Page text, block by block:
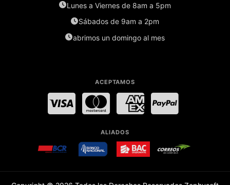
Lunes a Viernes de 8am a 5pm
Sábados de 9am a 2pm
abrimos un domingo al mes
ACEPTAMOS
Visa MasterCardAmerican Express
ALIADOS